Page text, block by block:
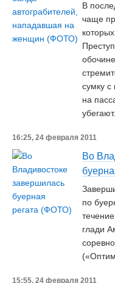
В
чаще
сумку
на
убегают.
16:25, 24 февраля 2011
Во
по
глади
15:55, 24 февраля 2011